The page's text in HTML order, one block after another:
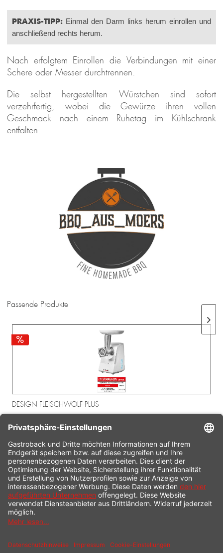
PRAXIS-TIPP: Einmal den Darm links herum einrollen und
anschließend rechts herum.
Nach erfolgtem Einrollen die Verbindungen mit einer
Schere oder Messer durchtrennen.
Die selbst hergestellten Würstchen sind sofort
verzehrfertig, wobei die Gewürze ihren vollen
Geschmack nach einem Ruhetag im Kühlschrank
entfalten.
Passende Produkte
DESIGN FLEISCHWOLF PLUS
ART.-NR.: 41403
94,99 € * 119,99 € *
KONTAKT